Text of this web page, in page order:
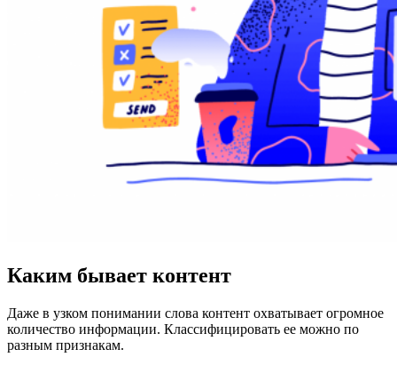
Каким бывает контент
Даже в узком понимании слова контент охватывает огромное
количество информации. Классифицировать ее можно по
разным признакам.